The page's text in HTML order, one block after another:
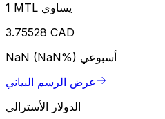
1 MTL يساوي
3.75528 CAD
NaN (NaN%) أسبوعي
عرض الرسم البياني
الدولار الأسترالي